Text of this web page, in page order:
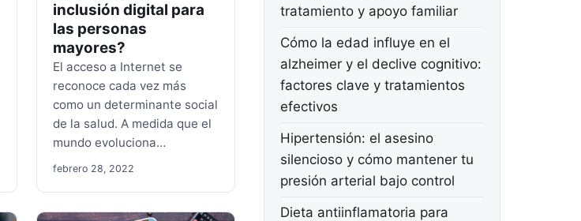
inclusión digital para
las personas
mayores?
El acceso a Internet se
reconoce cada vez más
como un determinante social
de la salud. A medida que el
mundo evoluciona…
febrero 28, 2022
tratamiento y apoyo familiar
Cómo la edad influye en el
alzheimer y el declive cognitivo:
factores clave y tratamientos
efectivos
Hipertensión: el asesino
silencioso y cómo mantener tu
presión arterial bajo control
Dieta antiinflamatoria para